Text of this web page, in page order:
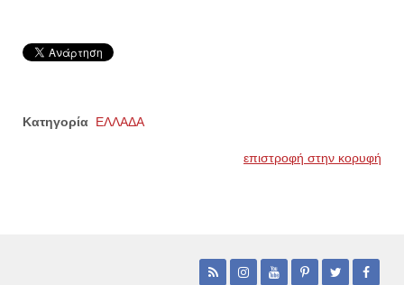
Κατηγορία ΕΛΛΑΔΑ
επιστροφή στην κορυφή